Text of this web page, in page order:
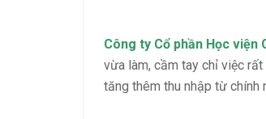
Công ty Cổ phần Học viện
vừa làm, cầm tay chỉ việc
tăng thêm thu nhập từ chính